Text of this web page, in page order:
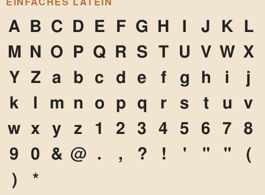
A B C D E F G H I J K L
M N O P Q R S T U V W X
Y Z a b c d e f g h i
j
k l m n o p q r s t u v
w x y z 1 2 3 4 5 6 7 8
9 0 & @ . , ? ! ' " " (
) *